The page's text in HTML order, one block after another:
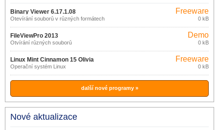
Binary Viewer 6.17.1.08
Otevírání souborů v různých formátech
Freeware
0 kB
FileViewPro 2013
Otvírání různých souborů
Demo
0 kB
Linux Mint Cinnamon 15 Olivia
Operační systém Linux
Freeware
0 kB
další nové programy »
Nové aktualizace